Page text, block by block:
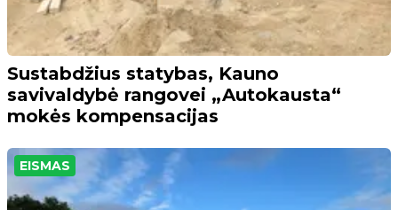
Sustabdžius statybas, Kauno
savivaldybė rangovei „Autokausta“
mokės kompensacijas
EISMAS